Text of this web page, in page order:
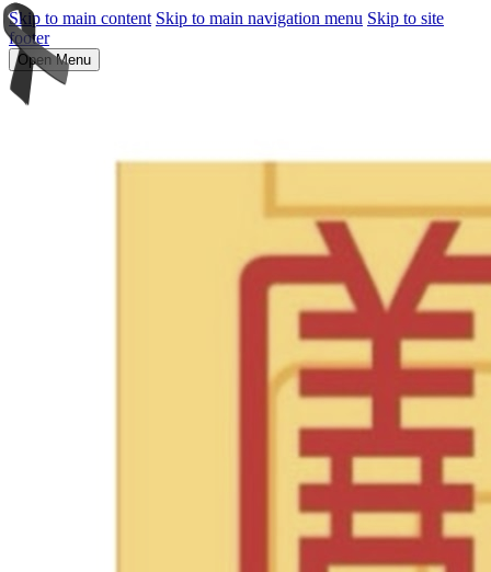
Skip to main content Skip to main navigation menu Skip to site
footer
Open Menu